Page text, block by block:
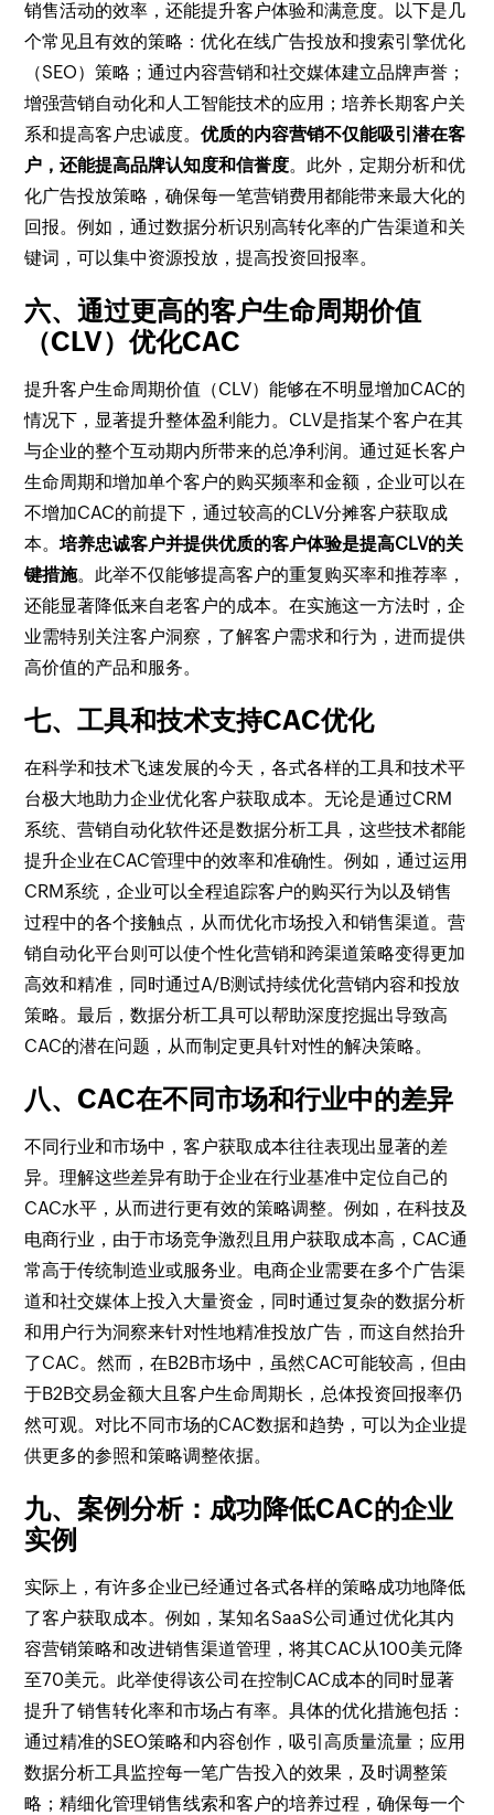
销售活动的效率，还能提升客户体验和满意度。以下是几
个常见且有效的策略：优化在线广告投放和搜索引擎优化
（SEO）策略；通过内容营销和社交媒体建立品牌声誉；
增强营销自动化和人工智能技术的应用；培养长期客户关
系和提高客户忠诚度。优质的内容营销不仅能吸引潜在客
户，还能提高品牌认知度和信誉度。此外，定期分析和优
化广告投放策略，确保每一笔营销费用都能带来最大化的
回报。例如，通过数据分析识别高转化率的广告渠道和关
键词，可以集中资源投放，提高投资回报率。
六、通过更高的客户生命周期价值
（CLV）优化CAC
提升客户生命周期价值（CLV）能够在不明显增加CAC的
情况下，显著提升整体盈利能力。CLV是指某个客户在其
与企业的整个互动期内所带来的总净利润。通过延长客户
生命周期和增加单个客户的购买频率和金额，企业可以在
不增加CAC的前提下，通过较高的CLV分摊客户获取成
本。培养忠诚客户并提供优质的客户体验是提高CLV的关
键措施。此举不仅能够提高客户的重复购买率和推荐率，
还能显著降低来自老客户的成本。在实施这一方法时，企
业需特别关注客户洞察，了解客户需求和行为，进而提供
高价值的产品和服务。
七、工具和技术支持CAC优化
在科学和技术飞速发展的今天，各式各样的工具和技术平
台极大地助力企业优化客户获取成本。无论是通过CRM
系统、营销自动化软件还是数据分析工具，这些技术都能
提升企业在CAC管理中的效率和准确性。例如，通过运用
CRM系统，企业可以全程追踪客户的购买行为以及销售
过程中的各个接触点，从而优化市场投入和销售渠道。营
销自动化平台则可以使个性化营销和跨渠道策略变得更加
高效和精准，同时通过A/B测试持续优化营销内容和投放
策略。最后，数据分析工具可以帮助深度挖掘出导致高
CAC的潜在问题，从而制定更具针对性的解决策略。
八、CAC在不同市场和行业中的差异
不同行业和市场中，客户获取成本往往表现出显著的差
异。理解这些差异有助于企业在行业基准中定位自己的
CAC水平，从而进行更有效的策略调整。例如，在科技及
电商行业，由于市场竞争激烈且用户获取成本高，CAC通
常高于传统制造业或服务业。电商企业需要在多个广告渠
道和社交媒体上投入大量资金，同时通过复杂的数据分析
和用户行为洞察来针对性地精准投放广告，而这自然抬升
了CAC。然而，在B2B市场中，虽然CAC可能较高，但由
于B2B交易金额大且客户生命周期长，总体投资回报率仍
然可观。对比不同市场的CAC数据和趋势，可以为企业提
供更多的参照和策略调整依据。
九、案例分析：成功降低CAC的企业
实例
实际上，有许多企业已经通过各式各样的策略成功地降低
了客户获取成本。例如，某知名SaaS公司通过优化其内
容营销策略和改进销售渠道管理，将其CAC从100美元降
至70美元。此举使得该公司在控制CAC成本的同时显著
提升了销售转化率和市场占有率。具体的优化措施包括：
通过精准的SEO策略和内容创作，吸引高质量流量；应用
数据分析工具监控每一笔广告投入的效果，及时调整策
略；精细化管理销售线索和客户的培养过程，确保每一个